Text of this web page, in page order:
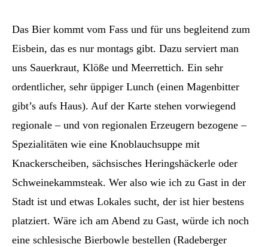
Das Bier kommt vom Fass und für uns begleitend zum
Eisbein, das es nur montags gibt. Dazu serviert man
uns Sauerkraut, Klöße und Meerrettich. Ein sehr
ordentlicher, sehr üppiger Lunch (einen Magenbitter
gibt’s aufs Haus). Auf der Karte stehen vorwiegend
regionale – und von regionalen Erzeugern bezogene –
Spezialitäten wie eine Knoblauchsuppe mit
Knackerscheiben, sächsisches Heringshäckerle oder
Schweinekammsteak. Wer also wie ich zu Gast in der
Stadt ist und etwas Lokales sucht, der ist hier bestens
platziert. Wäre ich am Abend zu Gast, würde ich noch
eine schlesische Bierbowle bestellen (Radeberger